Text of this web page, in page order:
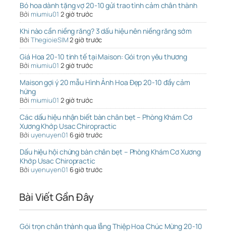
Bó hoa dành tặng vợ 20-10 gửi trao tình cảm chân thành
Bởi miumiu01 2 giờ trước
Khi nào cần niềng răng? 3 dấu hiệu nên niềng răng sớm
Bởi ThegioieSIM2 giờ trước
Giá Hoa 20-10 tinh tế tại Maison: Gói trọn yêu thương
Bởi miumiu01 2 giờ trước
Maison gợi ý 20 mẫu Hình Ảnh Hoa Đẹp 20-10 đầy cảm
hứng
Bởi miumiu01 2 giờ trước
Các dấu hiệu nhận biết bàn chân bẹt – Phòng Khám Cơ
Xương Khớp Usac Chiropractic
Bởi uyenuyen01 6 giờ trước
Dấu hiệu hội chứng bàn chân bẹt – Phòng Khám Cơ Xương
Khớp Usac Chiropractic
Bởi uyenuyen01 6 giờ trước
Bài Viết Gần Đây
Gói trọn chân thành qua lẵng Thiệp Hoa Chúc Mừng 20-10